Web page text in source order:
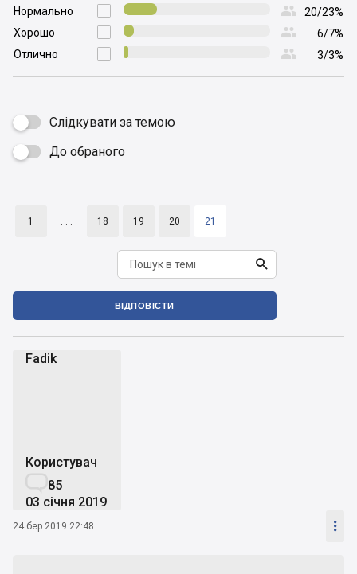

Нормально  20/23%

Хорошо  6/7%

Отлично  3/3%
Слідкувати за темою
 До обраного
1 . . . 18 19 20 21

ВІДПОВІСТИ
Fadik
Користувач
85
03 січня 2019
24 бер 2019 22:48 